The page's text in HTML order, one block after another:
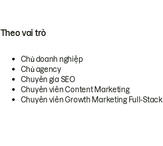
Theo vai trò
Chủ doanh nghiệp
Chủ agency
Chuyên gia SEO
Chuyên viên Content Marketing
Chuyên viên Growth Marketing Full-Stack